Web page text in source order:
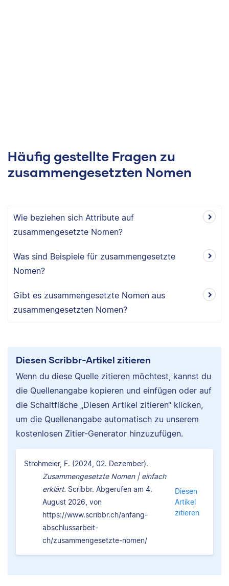
Häufig gestellte Fragen zu
zusammengesetzten Nomen
Wie beziehen sich Attribute auf
zusammengesetzte Nomen?
Was sind Beispiele für zusammengesetzte
Nomen?
Gibt es zusammengesetzte Nomen aus
zusammengesetzten Nomen?
Diesen Scribbr-Artikel zitieren
Wenn du diese Quelle zitieren möchtest, kannst du
die Quellenangabe kopieren und einfügen oder auf
die Schaltfläche „Diesen Artikel zitieren“ klicken,
um die Quellenangabe automatisch zu unserem
kostenlosen Zitier-Generator hinzuzufügen.
Strohmeier, F. (2024, 02. Dezember).
Zusammengesetzte Nomen | einfach
erklärt. Scribbr. Abgerufen am 4.
August 2026, von
https://www.scribbr.ch/anfang-
abschlussarbeit-
ch/zusammengesetzte-nomen/
Diesen
Artikel
zitieren